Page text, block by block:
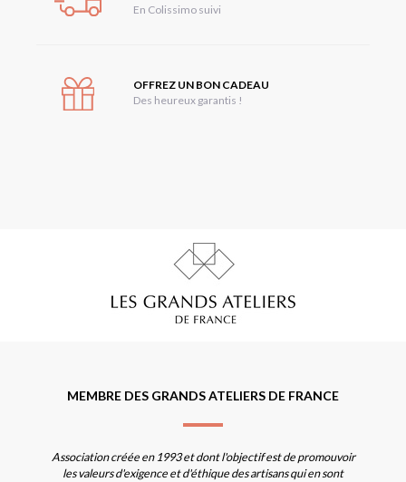
En Colissimo suivi
OFFREZ UN BON CADEAU
Des heureux garantis !
MEMBRE DES GRANDS ATELIERS DE FRANCE
Association créée en 1993 et dont l'objectif est de promouvoir
les valeurs d'exigence et d'éthique des artisans qui en sont